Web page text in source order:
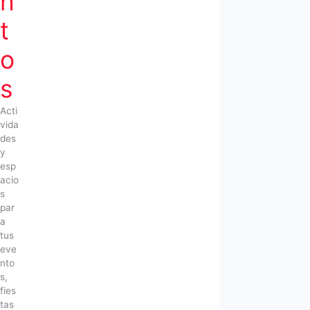
t
o
s
Acti
vida
des
y
esp
acio
s
par
a
tus
eve
nto
s,
fies
tas